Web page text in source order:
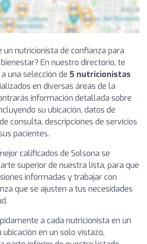
un nutricionista de confianza para
En nuestro directorio, te
una selección de 5 nutricionistas
en diversas áreas de la
información detallada sobre
su ubicación, datos de
consulta, descripciones de servicios
pacientes.
calificados de Solsona se
superior de nuestra lista, para que
informadas y trabajar con
que se ajusten a tus necesidades
a cada nutricionista en un
en un solo vistazo,